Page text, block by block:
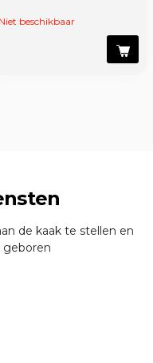
Niet beschikbaar
de kaak te stellen en
geboren